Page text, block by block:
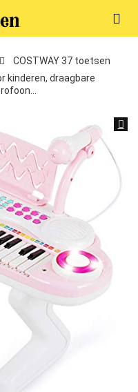
COSTWAY 37 toetsen
kinderen, draagbare